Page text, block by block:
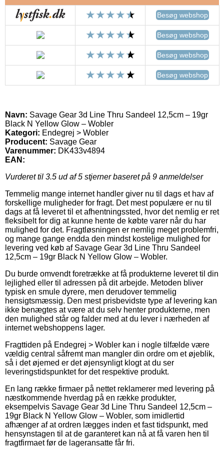
Besøg webshop
Besøg webshop
Besøg webshop
Besøg webshop
Navn: Savage Gear 3d Line Thru Sandeel 12,5cm – 19gr
Black N Yellow Glow – Wobler
Kategori: Endegrej > Wobler
Producent: Savage Gear
Varenummer: DK433v4894
EAN:
Vurderet til 3.5 ud af 5 stjerner baseret på 9 anmeldelser
Temmelig mange internet handler giver nu til dags et hav af
forskellige muligheder for fragt. Det mest populære er nu til
dags at få leveret til et afhentningssted, hvor det nemlig er ret
fleksibelt for dig at kunne hente de købte varer når du har
mulighed for det. Fragtløsningen er nemlig meget problemfri,
og mange gange endda den mindst kostelige mulighed for
levering ved køb af Savage Gear 3d Line Thru Sandeel
12,5cm – 19gr Black N Yellow Glow – Wobler.
Du burde omvendt foretrække at få produkterne leveret til din
lejlighed eller til adressen på dit arbejde. Metoden bliver
typisk en smule dyrere, men derudover temmelig
hensigtsmæssig. Den mest prisbevidste type af levering kan
ikke benægtes at være at du selv henter produkterne, men
den mulighed står og falder med at du lever i nærheden af
internet webshoppens lager.
Fragttiden på Endegrej > Wobler kan i nogle tilfælde være
vældig central såfremt man mangler din ordre om et øjeblik,
så i det øjemed er det øjensynligt klogt at du ser
leveringstidspunktet for det respektive produkt.
En lang række firmaer på nettet reklamerer med levering på
næstkommende hverdag på en række produkter,
eksempelvis Savage Gear 3d Line Thru Sandeel 12,5cm –
19gr Black N Yellow Glow – Wobler, som imidlertid
afhænger af at ordren lægges inden et fast tidspunkt, med
hensynstagen til at de garanteret kan nå at få varen hen til
fragtfirmaet før de lageransatte får fri.